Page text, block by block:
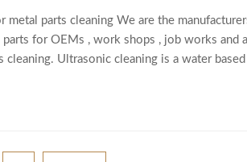
parts cleaning We are the
for OEMs , work shops , job works and
Ultrasonic cleaning is a water